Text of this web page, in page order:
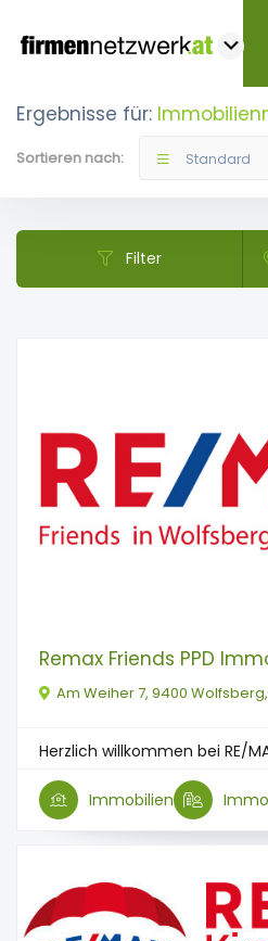
Ergebnisse für:
Sortieren nach: Standard
Filter
Remax Friends PPD
Am Weiher 7, 9400
Herzlich willkommen bei RE/
Immobilien